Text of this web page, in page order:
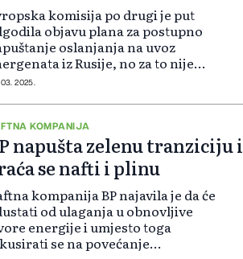
komisija po drugi je put
objavu plana za postupno
oslanjanja na uvoz
iz Rusije, no za to nije
nikakvo objašnjenje.
2025.
KOMPANIJA
napušta zelenu tranziciju i
se nafti i plinu
kompanija BP najavila je da će
od ulaganja u obnovljive
energije i umjesto toga
se na povećanje